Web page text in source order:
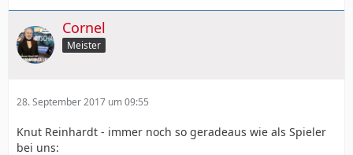
Cornel
Meister
28. September 2017 um 09:55
Knut Reinhardt - immer noch so geradeaus wie als Spieler
bei uns: